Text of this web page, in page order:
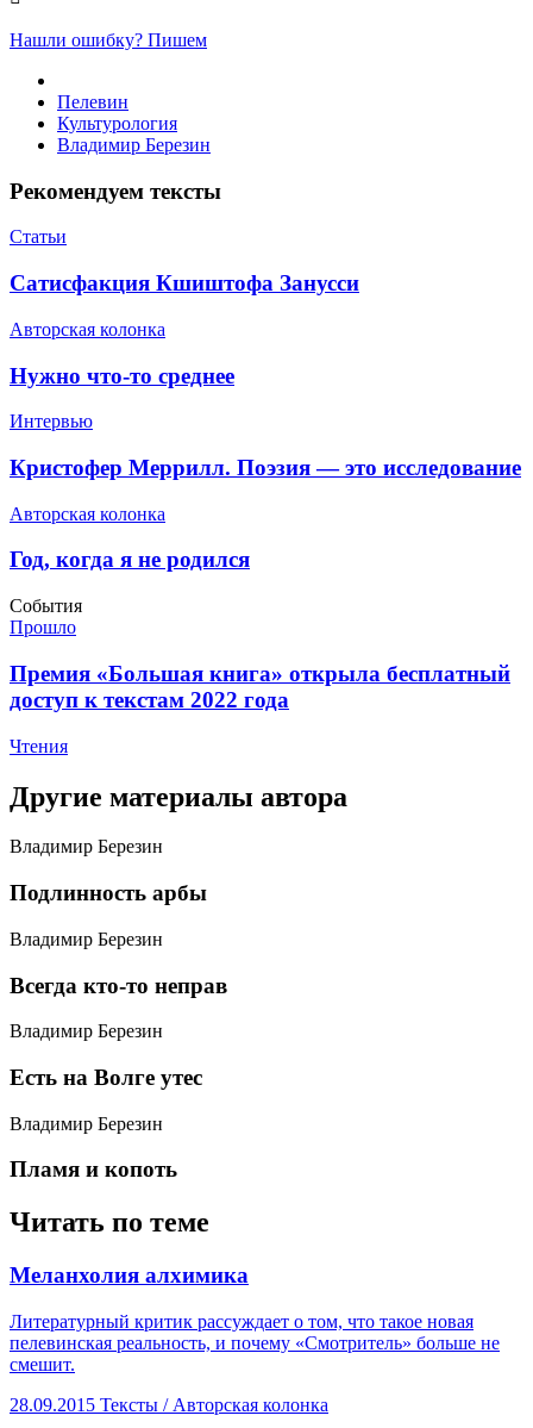
Нашли ошибку? Пишем
Пелевин
Культурология
Владимир Березин
Рекомендуем тексты
Статьи
​Сатисфакция Кшиштофа Занусси
Авторская колонка
​Нужно что-то среднее
Интервью
​Кристофер Меррилл. Поэзия — это исследование
Авторская колонка
​Год, когда я не родился
События
Прошло
​Премия «Большая книга» открыла бесплатный
доступ к текстам 2022 года
Чтения
Другие материалы автора
Владимир Березин
​Подлинность арбы
Владимир Березин
​Всегда кто-то неправ
Владимир Березин
​Есть на Волге утес
Владимир Березин
​Пламя и копоть
Читать по теме
​Меланхолия алхимика
Литературный критик рассуждает о том, что такое новая
пелевинская реальность, и почему «Смотритель» больше не
смешит.
28.09.2015 Тексты / Авторская колонка